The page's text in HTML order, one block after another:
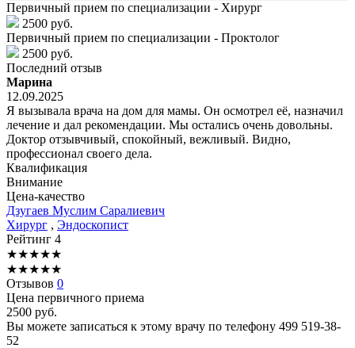
Первичный прием по специализации - Хирург
2500 руб.
Первичный прием по специализации - Проктолог
2500 руб.
Последний отзыв
Марина
12.09.2025
Я вызывала врача на дом для мамы. Он осмотрел её, назначил
лечение и дал рекомендации. Мы остались очень довольны.
Доктор отзывчивый, спокойный, вежливый. Видно,
профессионал своего дела.
Квалификация
Внимание
Цена-качество
Дзугаев Муслим Саралиевич
Хирург , Эндоскопист
Рейтинг 4
★★★★★
★★★★★
Отзывов 0
Цена первичного приема
2500 руб.
Вы можете записаться к этому врачу по телефону 499 519-38-
52